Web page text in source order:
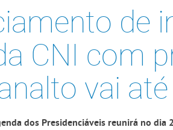
de
CNI com
vai
dos Presidenciáveis reunirá no dia